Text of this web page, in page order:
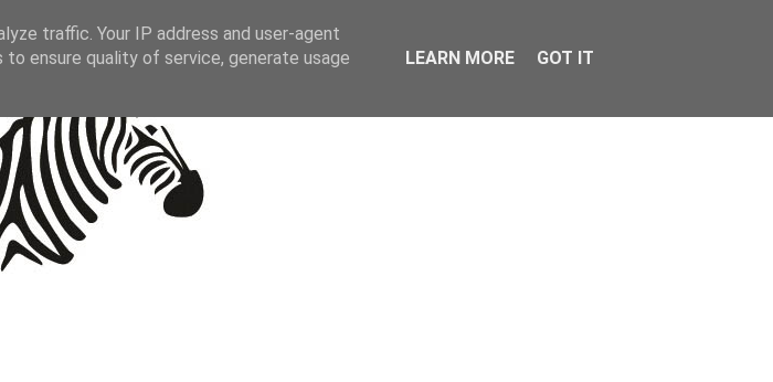
traffic. Your IP address and user-agent
ensure quality of service, generate usage
LEARN MORE GOT IT